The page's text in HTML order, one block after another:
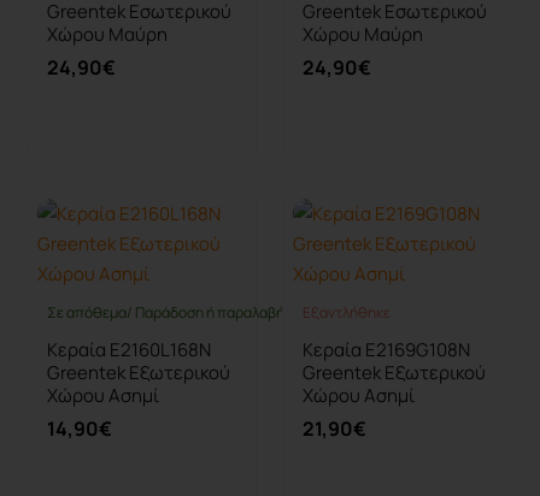
Greentek Εσωτερικού
Χώρου Μαύρη
24,90€
Greentek Εσωτερικού
Χώρου Μαύρη
24,90€
Σε απόθεμα/ Παράδοση ή παραλαβή έως 10 ημέρες
Κεραία Ε2160L168N
Greentek Εξωτερικού
Χώρου Ασημί
14,90€
Εξαντλήθηκε
Κεραία E2169G108N
Greentek Εξωτερικού
Χώρου Ασημί
21,90€